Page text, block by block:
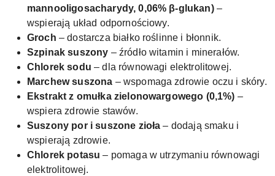
mannooligosacharydy, 0,06% β-glukan)–
wspierają układ odpornościowy.
Groch – dostarcza białko roślinne i błonnik.
Szpinak suszony – źródło witamin i minerałów.
Chlorek sodu – dla równowagi elektrolitowej.
Marchew suszona – wspomaga zdrowie oczu i skóry.
Ekstrakt z omułka zielonowargowego (0,1%) –
wspiera zdrowie stawów.
Suszony por i suszone zioła – dodają smaku i
wspierają zdrowie.
Chlorek potasu – pomaga w utrzymaniu równowagi
elektrolitowej.